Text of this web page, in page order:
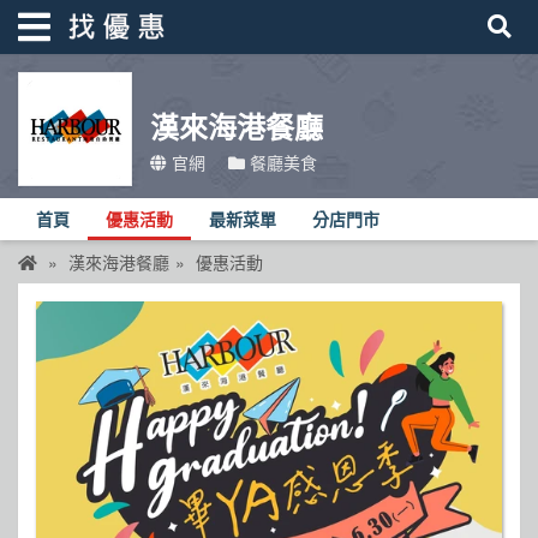
漢來海港餐廳
官網 餐廳美食
首頁 優惠活動 最新菜單 分店門市
漢來海港餐廳 優惠活動
找優惠
優惠活動
折價卷
品牌總覽